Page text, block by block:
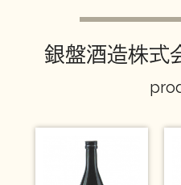
お問い合わせ
銀盤酒造株式